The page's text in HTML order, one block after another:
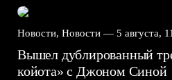
Новости, Новости — 5 августа,
Вышел дублированный
койота» с Джоном Синой